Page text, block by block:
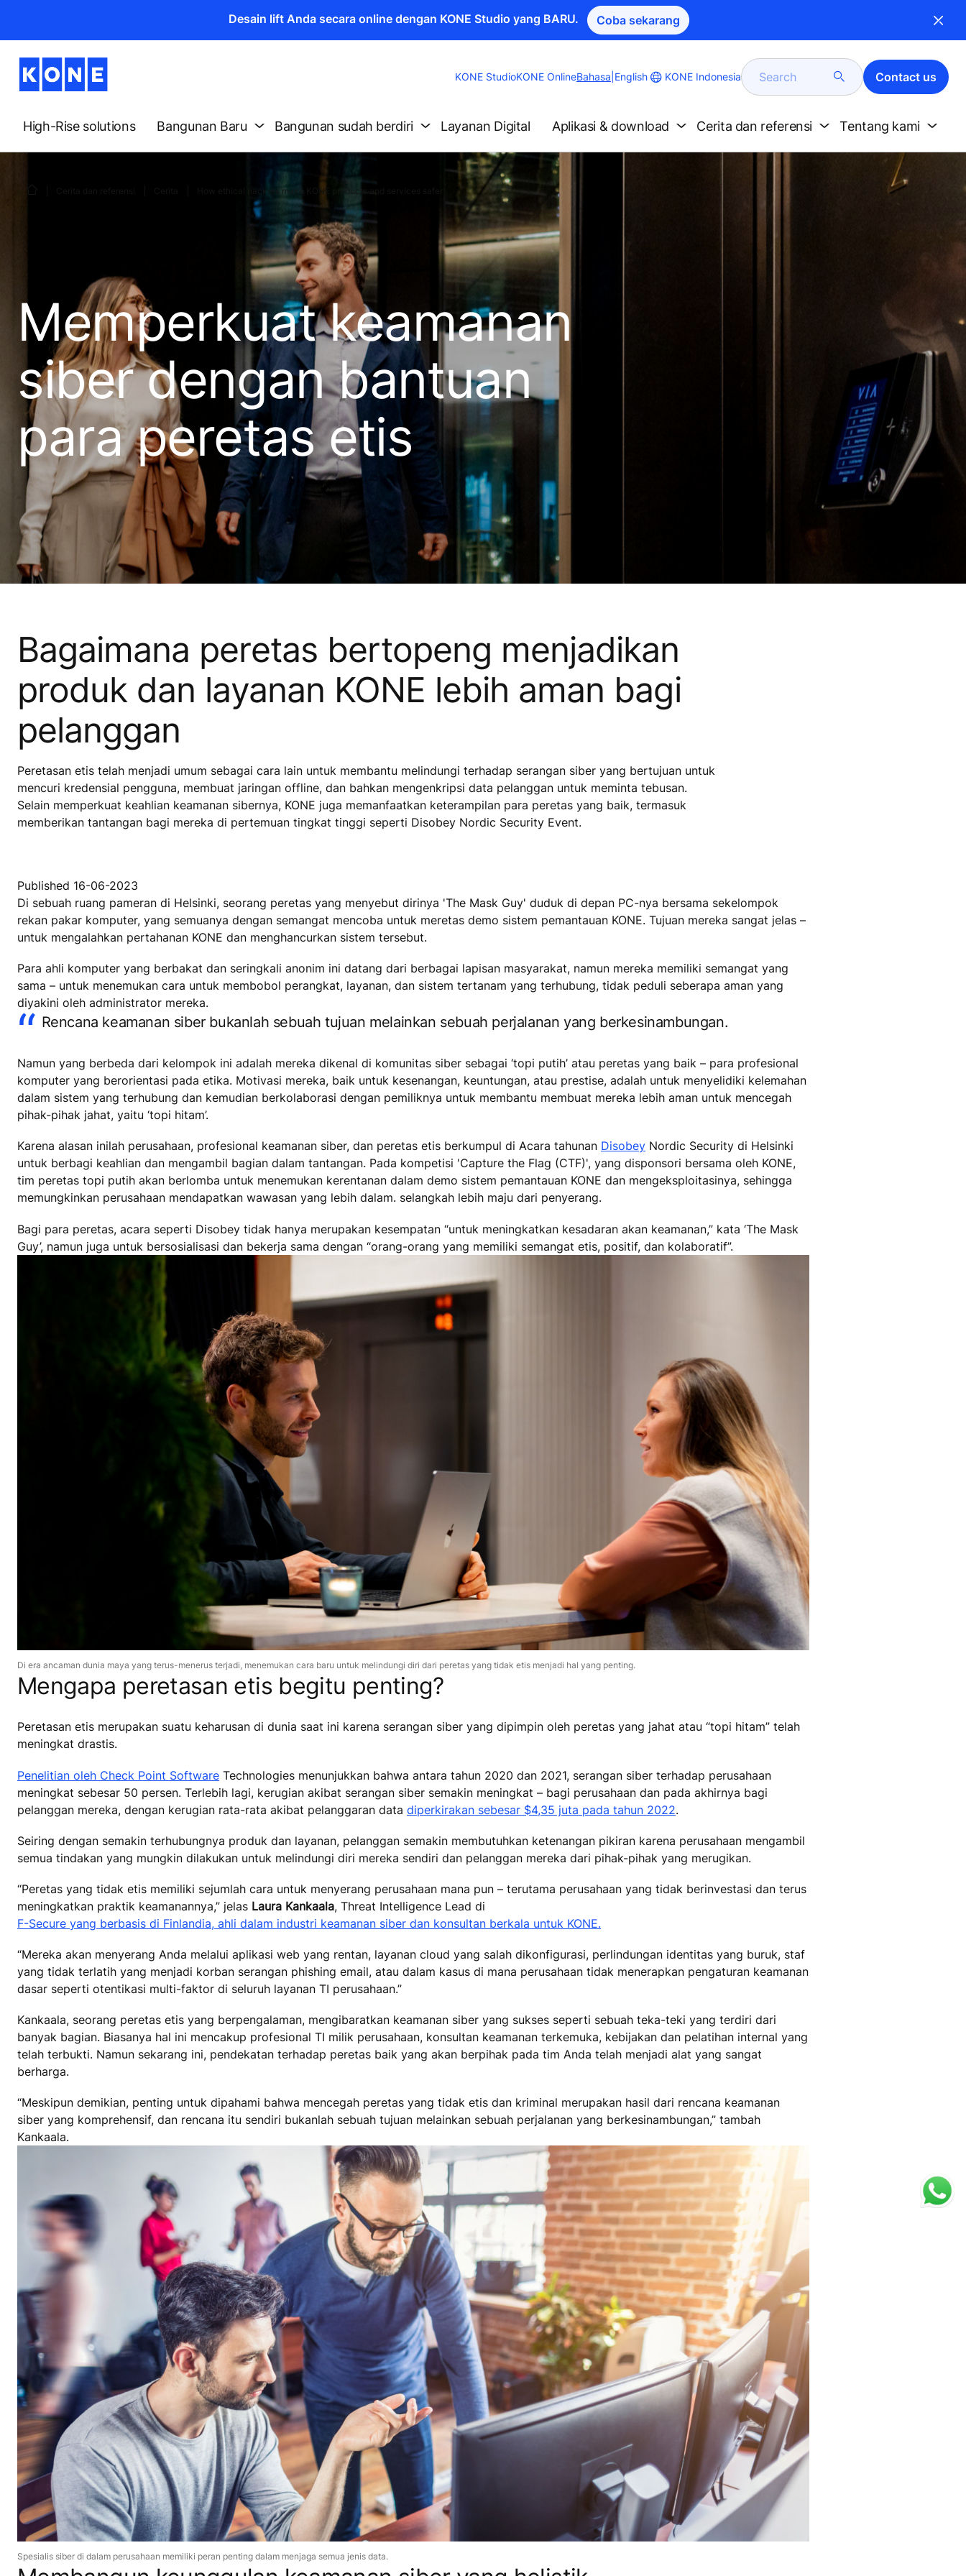
Desain lift Anda secara online dengan KONE Studio yang BARU. Coba sekarang
KONE StudioKONE OnlineChange
Bahasa English KONE Indonesia Search Contact us
High-Rise solutions Bangunan Baru Bangunan sudah berdiri Layanan Digital Aplikasi & download Cerita dan referensi Tentang kami
How ethical hackers make KONE products and services safer
Memperkuat keamanan
siber dengan bantuan
para peretas etis
Bagaimana peretas bertopeng menjadikan
produk dan layanan KONE lebih aman bagi
pelanggan
Peretasan etis telah menjadi umum sebagai cara lain untuk membantu melindungi terhadap serangan siber yang bertujuan untuk
mencuri kredensial pengguna, membuat jaringan offline, dan bahkan mengenkripsi data pelanggan untuk meminta tebusan.
Selain memperkuat keahlian keamanan sibernya, KONE juga memanfaatkan keterampilan para peretas yang baik, termasuk
memberikan tantangan bagi mereka di pertemuan tingkat tinggi seperti Disobey Nordic Security Event.
Published 16-06-2023
Di sebuah ruang pameran di Helsinki, seorang peretas yang menyebut dirinya 'The Mask Guy' duduk di depan PC-nya bersama sekelompok
rekan pakar komputer, yang semuanya dengan semangat mencoba untuk meretas demo sistem pemantauan KONE. Tujuan mereka sangat jelas –
untuk mengalahkan pertahanan KONE dan menghancurkan sistem tersebut.
Para ahli komputer yang berbakat dan seringkali anonim ini datang dari berbagai lapisan masyarakat, namun mereka memiliki semangat yang
sama – untuk menemukan cara untuk membobol perangkat, layanan, dan sistem tertanam yang terhubung, tidak peduli seberapa aman yang
diyakini oleh administrator mereka.
Rencana keamanan siber bukanlah sebuah tujuan melainkan sebuah perjalanan yang berkesinambungan.
Namun yang berbeda dari kelompok ini adalah mereka dikenal di komunitas siber sebagai ‘topi putih’ atau peretas yang baik – para profesional
komputer yang berorientasi pada etika. Motivasi mereka, baik untuk kesenangan, keuntungan, atau prestise, adalah untuk menyelidiki kelemahan
dalam sistem yang terhubung dan kemudian berkolaborasi dengan pemiliknya untuk membantu membuat mereka lebih aman untuk mencegah
pihak-pihak jahat, yaitu ‘topi hitam’.
Karena alasan inilah perusahaan, profesional keamanan siber, dan peretas etis berkumpul di Acara tahunan Disobey Nordic Security di Helsinki
untuk berbagi keahlian dan mengambil bagian dalam tantangan. Pada kompetisi 'Capture the Flag (CTF)', yang disponsori bersama oleh KONE,
tim peretas topi putih akan berlomba untuk menemukan kerentanan dalam demo sistem pemantauan KONE dan mengeksploitasinya, sehingga
memungkinkan perusahaan mendapatkan wawasan yang lebih dalam. selangkah lebih maju dari penyerang.
Bagi para peretas, acara seperti Disobey tidak hanya merupakan kesempatan “untuk meningkatkan kesadaran akan keamanan,” kata ‘The Mask
Guy’, namun juga untuk bersosialisasi dan bekerja sama dengan “orang-orang yang memiliki semangat etis, positif, dan kolaboratif”.
Di era ancaman dunia maya yang terus-menerus terjadi, menemukan cara baru untuk melindungi diri dari peretas yang tidak etis menjadi hal yang penting.
Mengapa peretasan etis begitu penting?
Peretasan etis merupakan suatu keharusan di dunia saat ini karena serangan siber yang dipimpin oleh peretas yang jahat atau “topi hitam” telah
meningkat drastis.
Penelitian oleh Check Point Software Technologies menunjukkan bahwa antara tahun 2020 dan 2021, serangan siber terhadap perusahaan
meningkat sebesar 50 persen. Terlebih lagi, kerugian akibat serangan siber semakin meningkat – bagi perusahaan dan pada akhirnya bagi
pelanggan mereka, dengan kerugian rata-rata akibat pelanggaran data diperkirakan sebesar $4,35 juta pada tahun 2022.
Seiring dengan semakin terhubungnya produk dan layanan, pelanggan semakin membutuhkan ketenangan pikiran karena perusahaan mengambil
semua tindakan yang mungkin dilakukan untuk melindungi diri mereka sendiri dan pelanggan mereka dari pihak-pihak yang merugikan.
“Peretas yang tidak etis memiliki sejumlah cara untuk menyerang perusahaan mana pun – terutama perusahaan yang tidak berinvestasi dan terus
meningkatkan praktik keamanannya,” jelas Laura Kankaala, Threat Intelligence Lead di
F-Secure yang berbasis di Finlandia, ahli dalam industri keamanan siber dan konsultan berkala untuk KONE.
“Mereka akan menyerang Anda melalui aplikasi web yang rentan, layanan cloud yang salah dikonfigurasi, perlindungan identitas yang buruk, staf
yang tidak terlatih yang menjadi korban serangan phishing email, atau dalam kasus di mana perusahaan tidak menerapkan pengaturan keamanan
dasar seperti otentikasi multi-faktor di seluruh layanan TI perusahaan.”
Kankaala, seorang peretas etis yang berpengalaman, mengibaratkan keamanan siber yang sukses seperti sebuah teka-teki yang terdiri dari
banyak bagian. Biasanya hal ini mencakup profesional TI milik perusahaan, konsultan keamanan terkemuka, kebijakan dan pelatihan internal yang
telah terbukti. Namun sekarang ini, pendekatan terhadap peretas baik yang akan berpihak pada tim Anda telah menjadi alat yang sangat
berharga.
“Meskipun demikian, penting untuk dipahami bahwa mencegah peretas yang tidak etis dan kriminal merupakan hasil dari rencana keamanan
siber yang komprehensif, dan rencana itu sendiri bukanlah sebuah tujuan melainkan sebuah perjalanan yang berkesinambungan,” tambah
Kankaala.
Spesialis siber di dalam perusahaan memiliki peran penting dalam menjaga semua jenis data.